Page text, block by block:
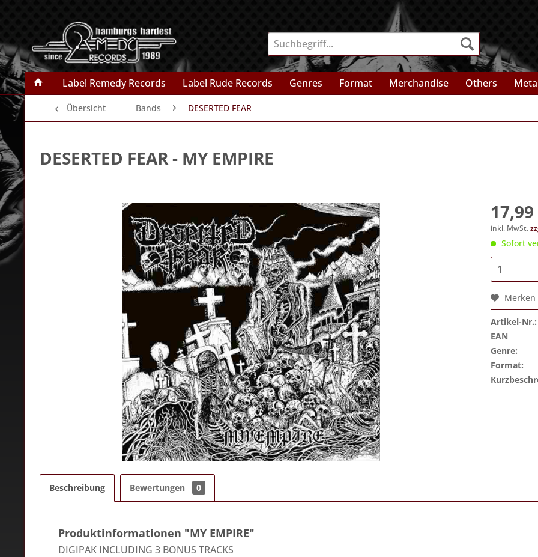
Label Remedy Records Label Rude Records Genres Format Merchandise Others
Übersicht Bands DESERTED FEAR
DESERTED FEAR- MY EMPIRE
inkl. MwSt.
Sofort
Merken
Artikel-Nr.:
EAN
Genre:
Format:
Beschreibung Bewertungen 0
Produktinformationen "MY EMPIRE"
DIGIPAK INCLUDING 3 BONUS TRACKS